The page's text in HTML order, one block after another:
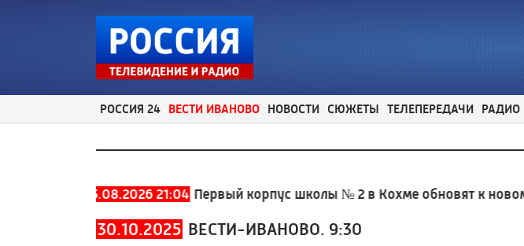
РОССИЯ 24 ВЕСТИ ИВАНОВО НОВОСТИ СЮЖЕТЫ ТЕЛЕПЕРЕДАЧИ РАДИО
05.08.2026 21:04 Первый корпус школы № 2 в Кохме обновят к новому
30.10.2025 ВЕСТИ-ИВАНОВО. 9:30